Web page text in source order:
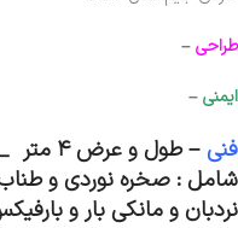
طراحی–
ایمنی–
فنی –
شامل : صخره نوردی و
نردبان و مانکی بار و